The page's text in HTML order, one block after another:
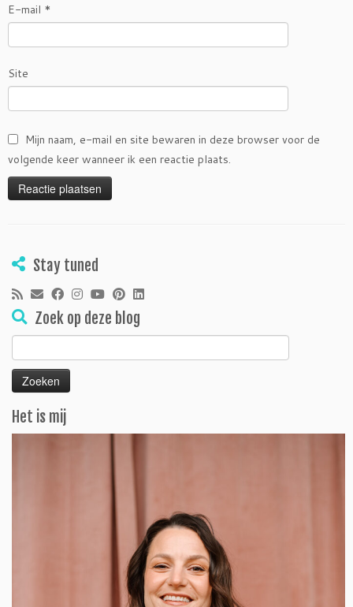
E-mail *
Site
Mijn naam, e-mail en site bewaren in deze browser voor de
volgende keer wanneer ik een reactie plaats.
Stay tuned
Zoek op deze blog
Zoeken
naar:
Het is mij